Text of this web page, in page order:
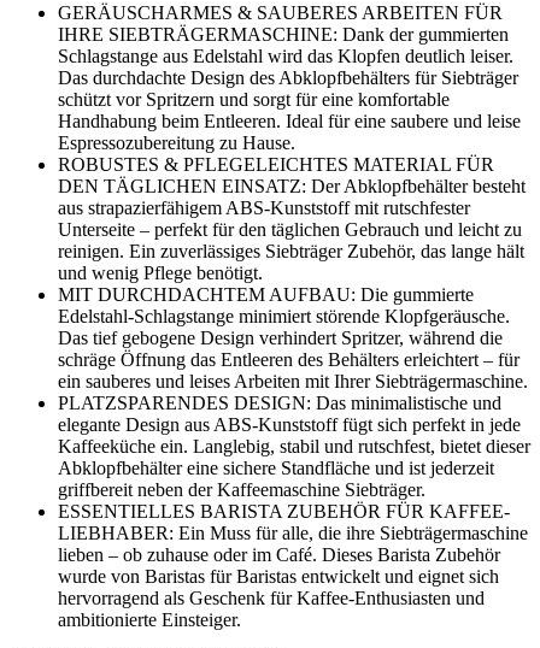
GERÄUSCHARMES & SAUBERES ARBEITEN FÜR
IHRE SIEBTRÄGERMASCHINE: Dank der gummierten
Schlagstange aus Edelstahl wird das Klopfen deutlich leiser.
Das durchdachte Design des Abklopfbehälters für Siebträger
schützt vor Spritzern und sorgt für eine komfortable
Handhabung beim Entleeren. Ideal für eine saubere und leise
Espressozubereitung zu Hause.
ROBUSTES & PFLEGELEICHTES MATERIAL FÜR
DEN TÄGLICHEN EINSATZ: Der Abklopfbehälter besteht
aus strapazierfähigem ABS-Kunststoff mit rutschfester
Unterseite – perfekt für den täglichen Gebrauch und leicht zu
reinigen. Ein zuverlässiges Siebträger Zubehör, das lange hält
und wenig Pflege benötigt.
MIT DURCHDACHTEM AUFBAU: Die gummierte
Edelstahl-Schlagstange minimiert störende Klopfgeräusche.
Das tief gebogene Design verhindert Spritzer, während die
schräge Öffnung das Entleeren des Behälters erleichtert – für
ein sauberes und leises Arbeiten mit Ihrer Siebträgermaschine.
PLATZSPARENDES DESIGN: Das minimalistische und
elegante Design aus ABS-Kunststoff fügt sich perfekt in jede
Kaffeeküche ein. Langlebig, stabil und rutschfest, bietet dieser
Abklopfbehälter eine sichere Standfläche und ist jederzeit
griffbereit neben der Kaffeemaschine Siebträger.
ESSENTIELLES BARISTA ZUBEHÖR FÜR KAFFEE-
LIEBHABER: Ein Muss für alle, die ihre Siebträgermaschine
lieben – ob zuhause oder im Café. Dieses Barista Zubehör
wurde von Baristas für Baristas entwickelt und eignet sich
hervorragend als Geschenk für Kaffee-Enthusiasten und
ambitionierte Einsteiger.